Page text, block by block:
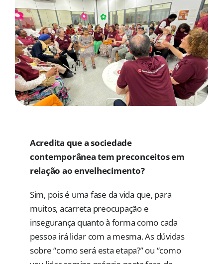
Acredita que a sociedade
contemporânea tem preconceitos em
relação ao envelhecimento?
Sim, pois é uma fase da vida que, para
muitos, acarreta preocupação e
insegurança quanto à forma como cada
pessoa irá lidar com a mesma. As dúvidas
sobre “como será esta etapa?” ou “como